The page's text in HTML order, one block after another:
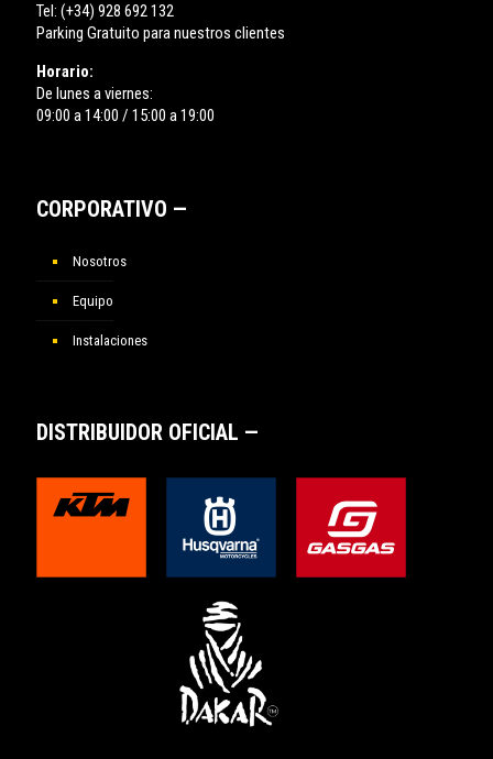
Tel: (+34) 928 692 132
Parking Gratuito para nuestros clientes
Horario:
De lunes a viernes:
09:00 a 14:00 / 15:00 a 19:00
CORPORATIVO —
Nosotros
Equipo
Instalaciones
DISTRIBUIDOR OFICIAL —